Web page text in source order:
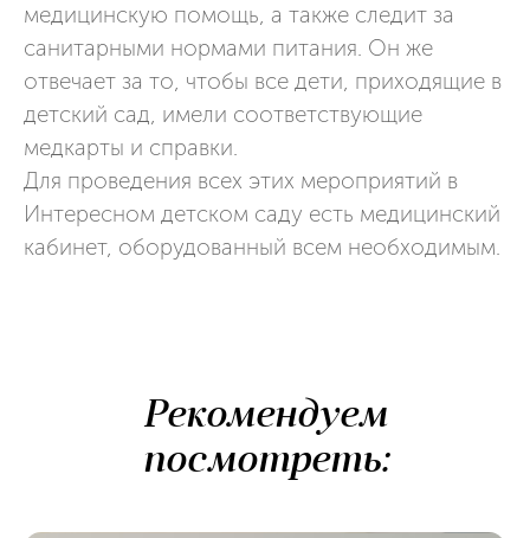
медицинскую помощь, а также следит за
санитарными нормами питания. Он же
отвечает за то, чтобы все дети, приходящие в
детский сад, имели соответствующие
медкарты и справки.
Для проведения всех этих мероприятий в
Интересном детском саду есть медицинский
кабинет, оборудованный всем необходимым.
Рекомендуем
посмотреть: